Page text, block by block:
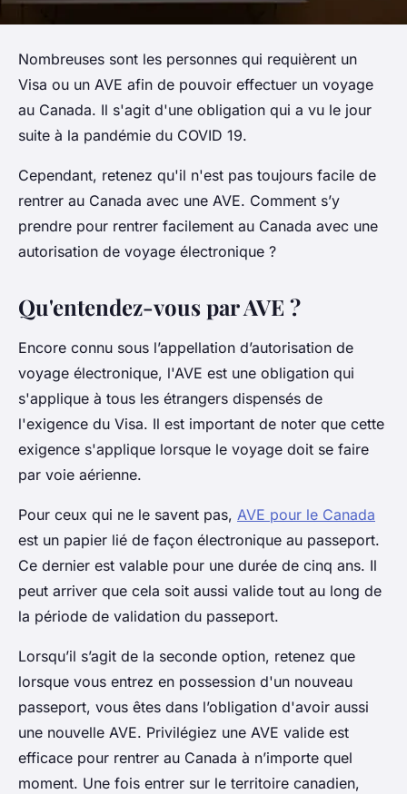
Nombreuses sont les personnes qui requièrent un
Visa ou un AVE afin de pouvoir effectuer un voyage
au Canada. Il s'agit d'une obligation qui a vu le jour
suite à la pandémie du COVID 19.
Cependant, retenez qu'il n'est pas toujours facile de
rentrer au Canada avec une AVE. Comment s’y
prendre pour rentrer facilement au Canada avec une
autorisation de voyage électronique ?
Qu'entendez-vous par AVE ?
Encore connu sous l’appellation d’autorisation de
voyage électronique, l'AVE est une obligation qui
s'applique à tous les étrangers dispensés de
l'exigence du Visa. Il est important de noter que cette
exigence s'applique lorsque le voyage doit se faire
par voie aérienne.
Pour ceux qui ne le savent pas, AVE pour le Canada
est un papier lié de façon électronique au passeport.
Ce dernier est valable pour une durée de cinq ans. Il
peut arriver que cela soit aussi valide tout au long de
la période de validation du passeport.
Lorsqu’il s’agit de la seconde option, retenez que
lorsque vous entrez en possession d'un nouveau
passeport, vous êtes dans l’obligation d'avoir aussi
une nouvelle AVE. Privilégiez une AVE valide est
efficace pour rentrer au Canada à n’importe quel
moment. Une fois entrer sur le territoire canadien,